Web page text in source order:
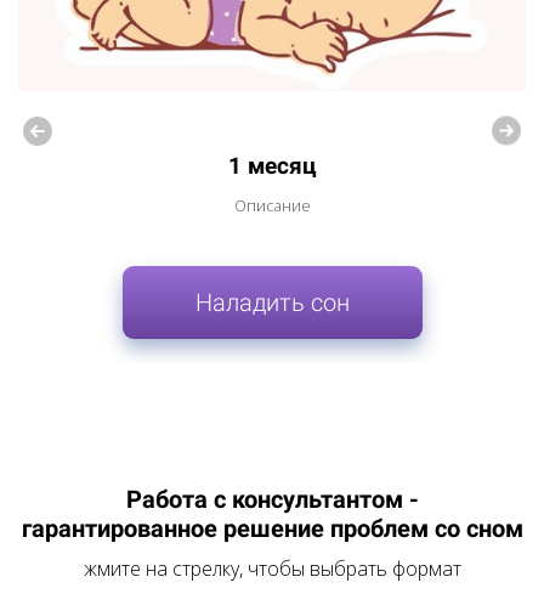
1 месяц
Описание
Наладить сон
Работа с консультантом -
гарантированное решение проблем со сном
жмите на стрелку, чтобы выбрать формат